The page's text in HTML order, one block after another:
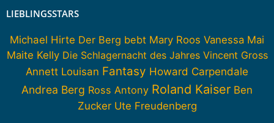
LIEBLINGSSTARS
Michael Hirte Der Berg bebt Mary Roos Vanessa Mai
Maite Kelly Die Schlagernacht des Jahres Vincent Gross
Annett Louisan Fantasy Howard Carpendale
Andrea Berg Ross Antony Roland Kaiser Ben
Zucker Ute Freudenberg